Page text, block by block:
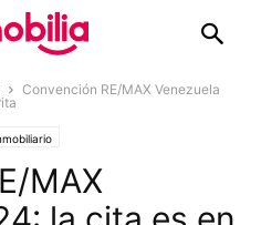
Convención RE/MAX Venezuela
MAX